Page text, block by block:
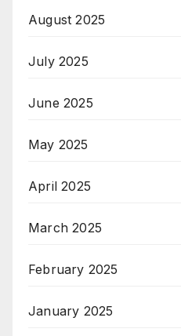
August 2025
July 2025
June 2025
May 2025
April 2025
March 2025
February 2025
January 2025